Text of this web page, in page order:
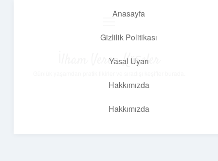
Anasayfa
Gizlilik Politikası
Yasal Uyarı
Hakkımızda
Hakkımızda
İlham Veren Köşeler